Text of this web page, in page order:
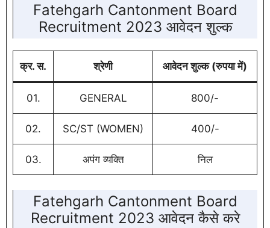
Fatehgarh Cantonment Board
Recruitment 2023 आवेदन शुल्क
क्र. स. श्रेणी आवेदन शुल्क (रुपया में)
01. GENERAL 800/-
02. SC/ST (WOMEN) 400/-
03. अपंग व्यक्ति निल
Fatehgarh Cantonment Board
Recruitment 2023 आवेदन कैसे करे